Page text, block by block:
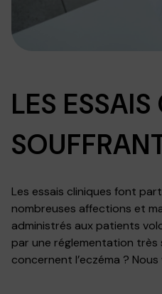
LES
Les essais cliniques font
nombreuses affections et
administrés aux patients
par une réglementation très
concernent l’eczéma ?